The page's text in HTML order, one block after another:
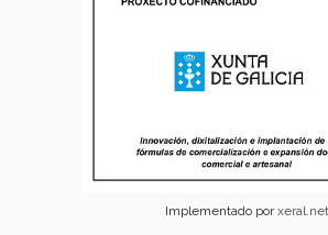
Implementado porxeral.net